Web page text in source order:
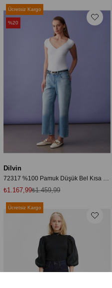
Dilvin
72317 %100 Pamuk Düşük Bel Kısa Paça Jean-Mavi
₺1.167,99₺1.459,99
Ücretsiz Kargo
%20
Ücretsiz Kargo